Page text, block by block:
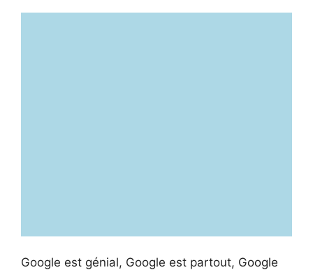
Google est génial, Google est partout, Google